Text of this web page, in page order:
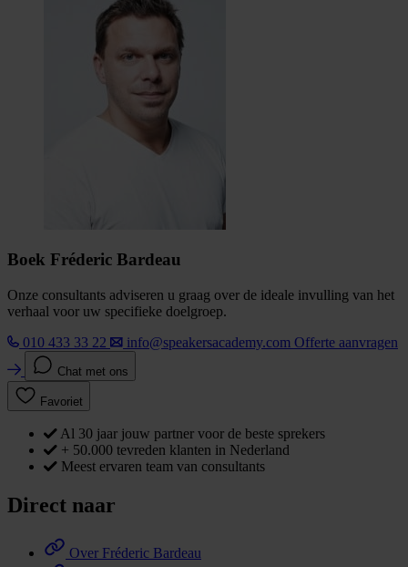
Boek Fréderic Bardeau
Onze consultants adviseren u graag over de ideale invulling van het
verhaal voor uw specifieke doelgroep.
010 433 33 22
info@speakersacademy.com Offerte aanvragen
Chat met ons
Favoriet
Al 30 jaar jouw partner voor de beste sprekers
+ 50.000 tevreden klanten in Nederland
Meest ervaren team van consultants
Direct naar
Over Fréderic Bardeau